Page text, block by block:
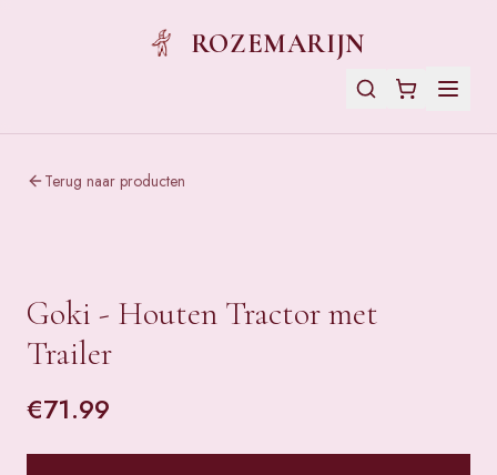
ROZEMARIJN
Terug naar producten
Goki - Houten Tractor met
Trailer
€71.99